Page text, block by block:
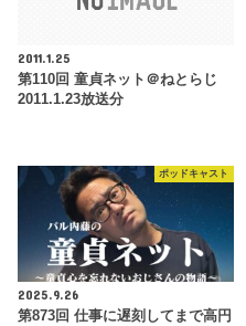
2011.1.25
第110回 童貞ネット＠ねとらじ
2011.1.23放送分
ポッドキャスト
2025.9.26
第873回 仕事に遅刻してまで高円